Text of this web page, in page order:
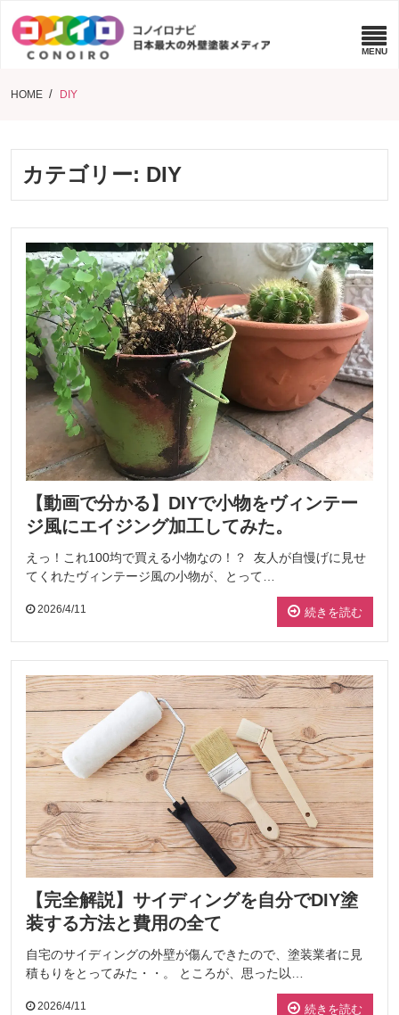
HOME DIY
カテゴリー: DIY
【動画で分かる】DIYで小物をヴィンテー
ジ風にエイジング加工してみた。
えっ！これ100均で買える小物なの！？ 友人が自慢げに見せ
てくれたヴィンテージ風の小物が、とって…
2026/4/11 続きを読む
【完全解説】サイディングを自分でDIY塗
装する方法と費用の全て
自宅のサイディングの外壁が傷んできたので、塗装業者に見
積もりをとってみた・・。 ところが、思った以…
2026/4/11 続きを読む